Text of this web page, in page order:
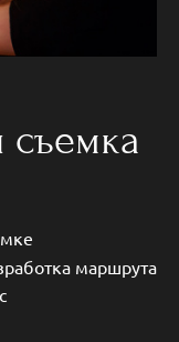
съемка
маршрута